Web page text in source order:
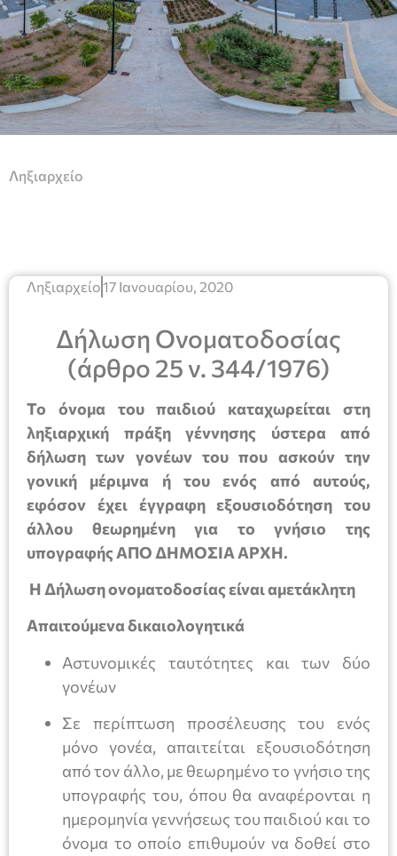
Ληξιαρχείο
Ληξιαρχείο17 Ιανουαρίου, 2020
Δήλωση Ονοματοδοσίας
(άρθρο 25 ν. 344/1976)
Το όνομα του παιδιού καταχωρείται στη
ληξιαρχική πράξη γέννησης ύστερα από
δήλωση των γονέων του που ασκούν την
γονική μέριμνα ή του ενός από αυτούς,
εφόσον έχει έγγραφη εξουσιοδότηση του
άλλου θεωρημένη για το γνήσιο της
υπογραφής ΑΠΟ ΔΗΜΟΣΙΑ ΑΡΧΗ.
Η Δήλωση ονοματοδοσίας είναι αμετάκλητη
Απαιτούμενα δικαιολογητικά
Αστυνομικές ταυτότητες και των δύο
γονέων
Σε περίπτωση προσέλευσης του ενός
μόνο γονέα, απαιτείται εξουσιοδότηση
από τον άλλο, με θεωρημένο το γνήσιο της
υπογραφής του, όπου θα αναφέρονται η
ημερομηνία γεννήσεως του παιδιού και το
όνομα το οποίο επιθυμούν να δοθεί στο